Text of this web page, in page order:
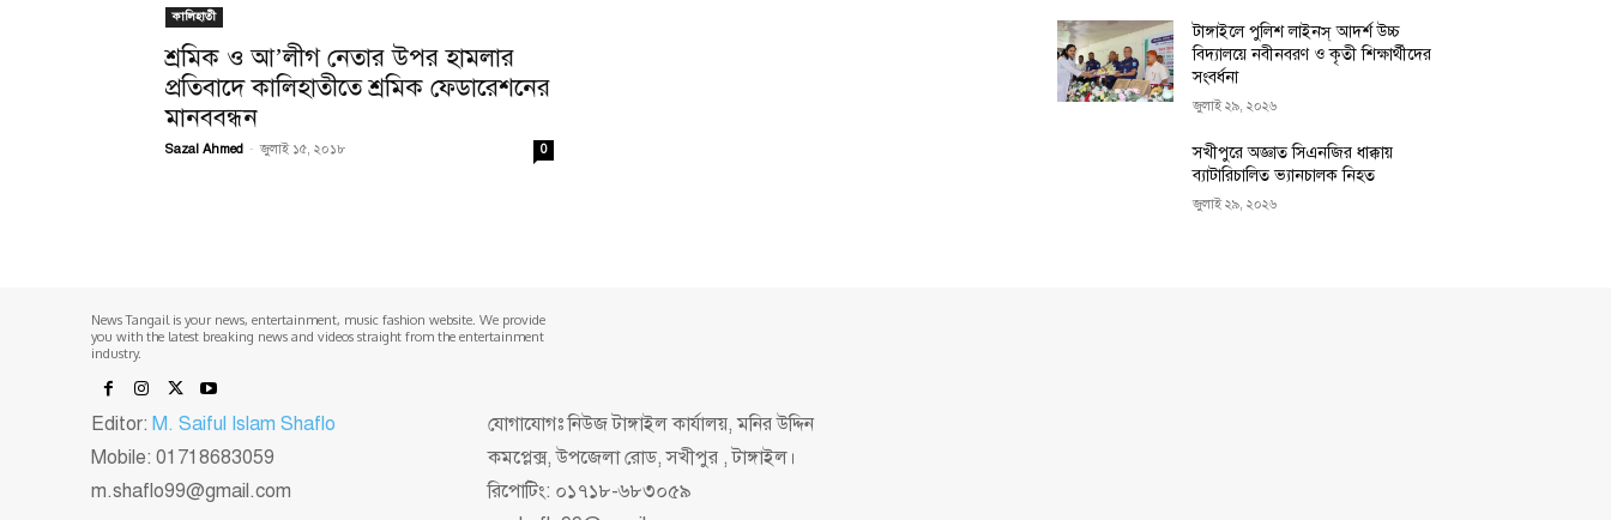
কালিহাতী
শ্রমিক ও আ’লীগ নেতার উপর হামলার
প্রতিবাদে কালিহাতীতে শ্রমিক ফেডারেশনের
মানববন্ধন
Sazal Ahmed - জুলাই ১৫, ২০১৮ 0
টাঙ্গাইলে পুলিশ লাইনস্ আদর্শ উচ্চ
বিদ্যালয়ে নবীনবরণ ও কৃতী শিক্ষার্থীদের
সংবর্ধনা
জুলাই ২৯, ২০২৬
সখীপুরে অজ্ঞাত সিএনজির ধাক্কায়
ব্যাটারিচালিত ভ্যানচালক নিহত
জুলাই ২৯, ২০২৬
News Tangail is your news, entertainment, music fashion website. We provide
you with the latest breaking news and videos straight from the entertainment
industry.
Editor: M. Saiful Islam Shaflo
Mobile: 01718683059
m.shaflo99@gmail.com
যোগাযোগঃ নিউজ টাঙ্গাইল কার্যালয়, মনির উদ্দিন
কমপ্লেক্স, উপজেলা রোড, সখীপুর , টাঙ্গাইল।
রিপোটিং: ০১৭১৮-৬৮৩০৫৯